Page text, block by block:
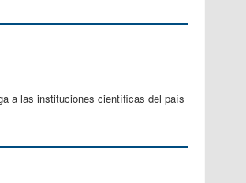
a las instituciones científicas del país